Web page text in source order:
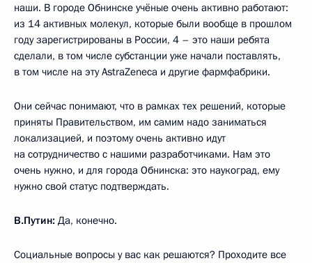
наши. В городе Обнинске учёные очень активно работают:
из 14 активных молекул, которые были вообще в прошлом
году зарегистрированы в России, 4 – это наши ребята
сделали, в том числе субстанции уже начали поставлять,
в том числе на эту AstraZeneca и другие фармфабрики.
Они сейчас понимают, что в рамках тех решений, которые
приняты Правительством, им самим надо заниматься
локализацией, и поэтому очень активно идут
на сотрудничество с нашими разработчиками. Нам это
очень нужно, и для города Обнинска: это наукоград, ему
нужно свой статус подтверждать.
В.Путин: Да, конечно.
Социальные вопросы у вас как решаются? Проходите все